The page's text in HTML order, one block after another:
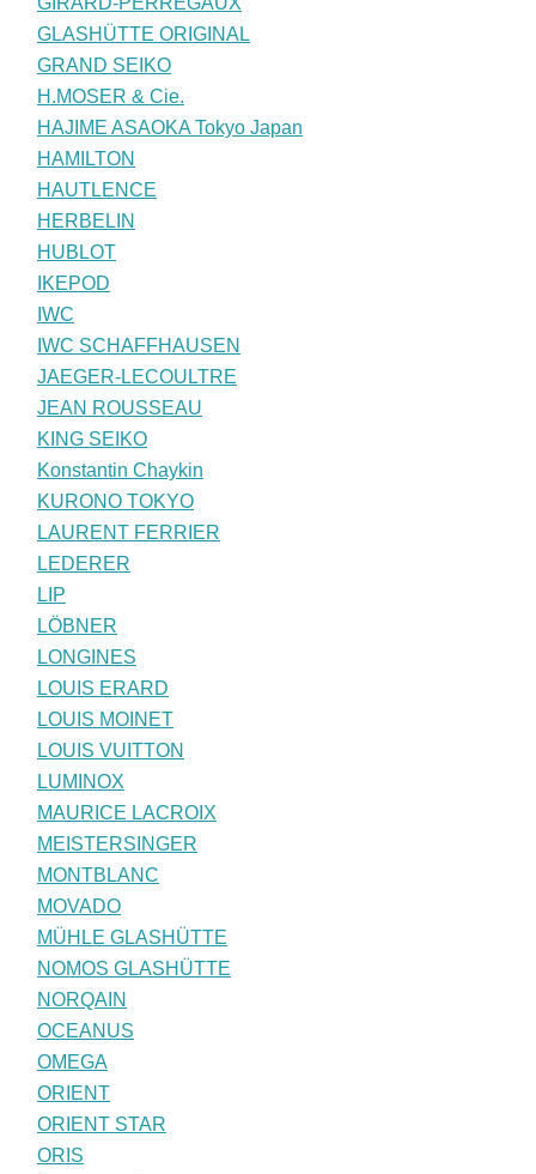
GLASHÜTTE ORIGINAL
GRAND SEIKO
H.MOSER & Cie.
HAJIME ASAOKA Tokyo Japan
HAMILTON
HAUTLENCE
HERBELIN
HUBLOT
IKEPOD
IWC
IWC SCHAFFHAUSEN
JAEGER-LECOULTRE
JEAN ROUSSEAU
KING SEIKO
Konstantin Chaykin
KURONO TOKYO
LAURENT FERRIER
LEDERER
LIP
LÖBNER
LONGINES
LOUIS ERARD
LOUIS MOINET
LOUIS VUITTON
LUMINOX
MAURICE LACROIX
MEISTERSINGER
MONTBLANC
MOVADO
MÜHLE GLASHÜTTE
NOMOS GLASHÜTTE
NORQAIN
OCEANUS
OMEGA
ORIENT
ORIENT STAR
ORIS